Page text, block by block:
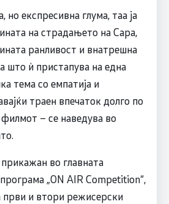
експресивна глума, таа ја
на страдањето на Сара,
ранливост и внатрешна
што ѝ пристапува на една
тема со емпатија и
траен впечаток долго по
– се наведува во
во главната
„ON AIR Competition“,
први и втори режисерски